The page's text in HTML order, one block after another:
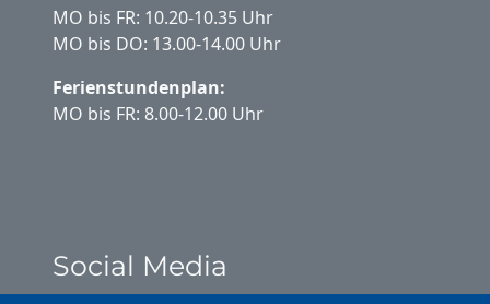
MO bis FR: 10.20-10.35 Uhr
MO bis DO: 13.00-14.00 Uhr
Ferienstundenplan:
MO bis FR: 8.00-12.00 Uhr
Social Media